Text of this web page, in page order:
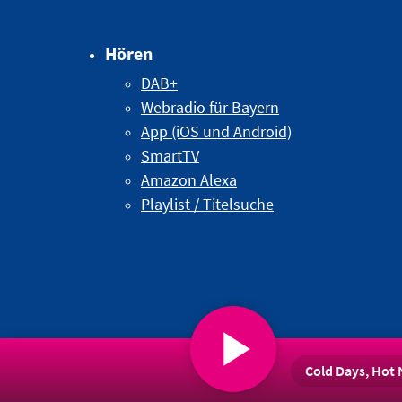
Hören
DAB+
Webradio für Bayern
App (iOS und Android)
SmartTV
Amazon Alexa
Playlist / Titelsuche
Cold Days, Hot